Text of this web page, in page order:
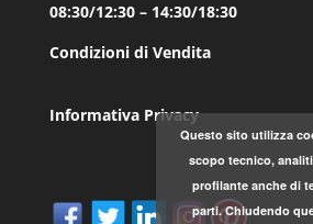
08:30/12:30 – 14:30/18:30
Condizioni di Vendita
Informativa Privacy
Questo sito utilizza
scopo tecnico,
profilante anche di
parti. Chiudendo